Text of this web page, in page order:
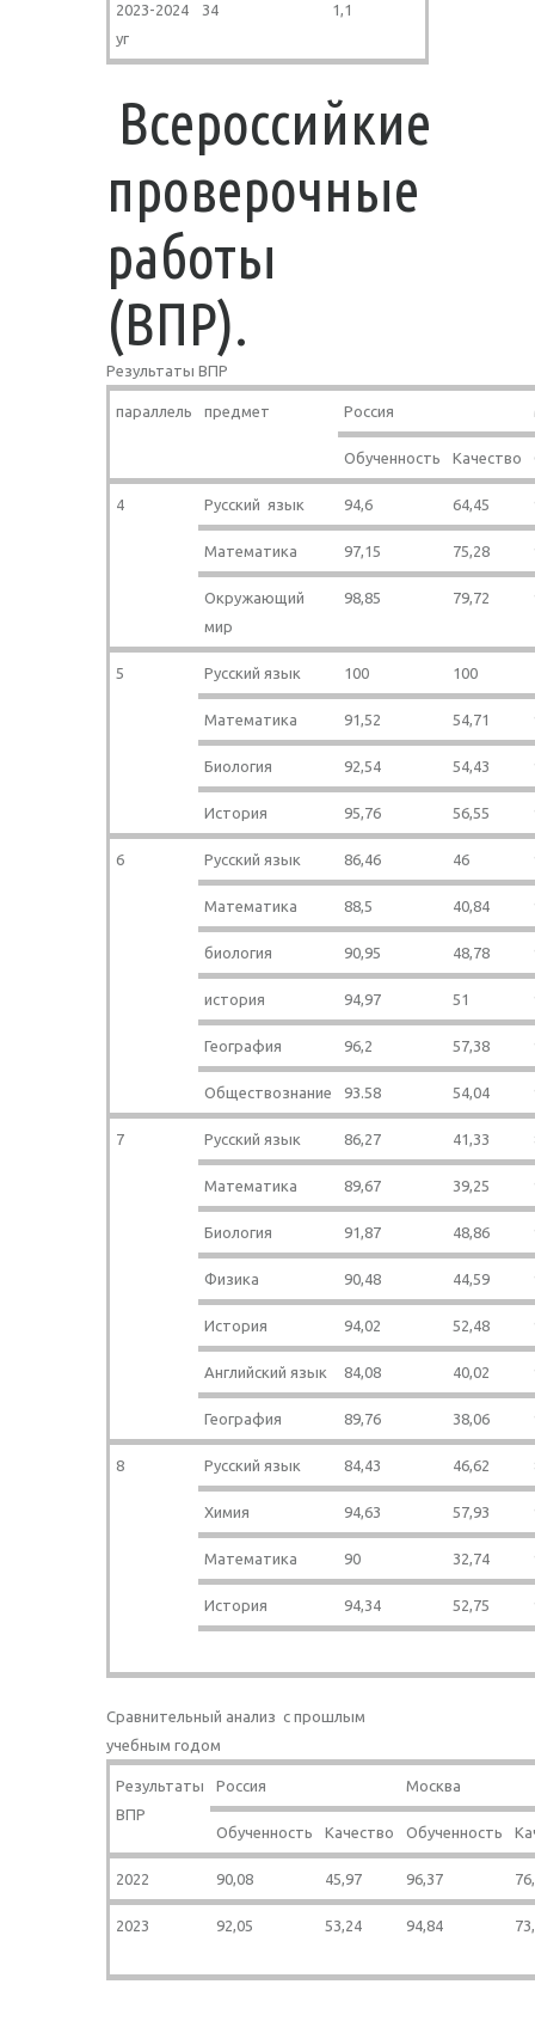
2023-2024
уг
34 1,1
Всероссийкие
проверочные
работы
(ВПР).
Результаты ВПР
параллель предмет Россия
Обученность Качество
4 Русский язык 94,6 64,45
Математика 97,15 75,28
Окружающий
мир
98,85 79,72
5 Русский язык 100 100
Математика 91,52 54,71
Биология 92,54 54,43
История 95,76 56,55
6 Русский язык 86,46 46
Математика 88,5 40,84
биология 90,95 48,78
история 94,97 51
География 96,2 57,38
Обществознание 93.58 54,04
7 Русский язык 86,27 41,33
Математика 89,67 39,25
Биология 91,87 48,86
Физика 90,48 44,59
История 94,02 52,48
Английский язык 84,08 40,02
География 89,76 38,06
8 Русский язык 84,43 46,62
Химия 94,63 57,93
Математика 90 32,74
История 94,34 52,75
Сравнительный анализ с прошлым
учебным годом
Результаты
ВПР
Россия Москва
Обученность Качество Обученность
2022 90,08 45,97 96,37
2023 92,05 53,24 94,84